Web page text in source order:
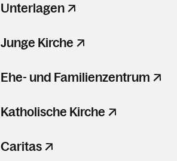
Unterlagen
Junge Kirche
Ehe- und Familienzentrum
Katholische Kirche
Caritas